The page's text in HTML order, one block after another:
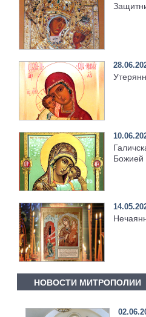
Галичская
Божией
НОВОСТИ МИТРОПОЛИИ